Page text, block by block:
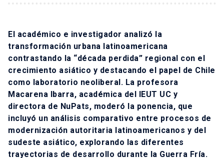
El académico e investigador analizó la
transformación urbana latinoamericana
contrastando la “década perdida” regional con el
crecimiento asiático y destacando el papel de Chile
como laboratorio neoliberal. La profesora
Macarena Ibarra, académica del IEUT UC y
directora de NuPats, moderó la ponencia, que
incluyó un análisis comparativo entre procesos de
modernización autoritaria latinoamericanos y del
sudeste asiático, explorando las diferentes
trayectorias de desarrollo durante la Guerra Fría.